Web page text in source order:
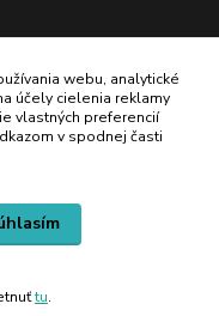
webu, analytické
účely cielenia reklamy
vlastných preferencií
v spodnej časti
tu.